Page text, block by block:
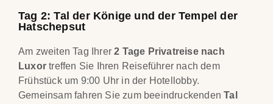
Tag 2: Tal der Könige und der Tempel der
Hatschepsut
Am zweiten Tag Ihrer2 Tage Privatreise nach
Luxor treffen Sie Ihren Reiseführer nach dem
Frühstück um 9:00 Uhr in der Hotellobby.
Gemeinsam fahren Sie zum beeindruckendenTal